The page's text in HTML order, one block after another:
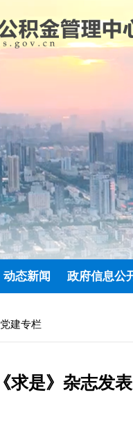
动态新闻
行业新闻
政府信息公
信息公开制
政府信息公
年度报告
党建专栏
《求是》杂志发